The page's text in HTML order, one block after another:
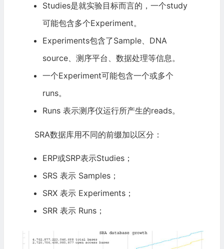
Studies是就实验目标而言的，一个study
可能包含多个Experiment。
Experiments包含了Sample、DNA
source、测序平台、数据处理等信息。
一个Experiment可能包含一个或多个
runs。
Runs 表示测序仪运行所产生的reads。
SRA数据库用不同的前缀加以区分：
ERP或SRP表示Studies；
SRS 表示 Samples；
SRX 表示 Experiments；
SRR 表示 Runs；